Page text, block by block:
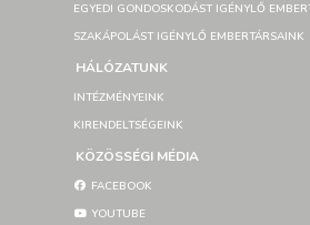
EGYEDI GONDOSKODÁST IGÉNYLŐ
SZAKÁPOLÁST IGÉNYLŐ EMBERTÁRSAINK
HÁLÓZATUNK
INTÉZMÉNYEINK
KIRENDELTSÉGEINK
KÖZÖSSÉGI MÉDIA
FACEBOOK
YOUTUBE